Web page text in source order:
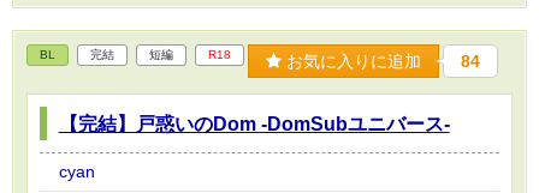
BL 完結 短編 R18 お気に入りに追加 84
【完結】戸惑いのDom -DomSubユニバース-
cyan